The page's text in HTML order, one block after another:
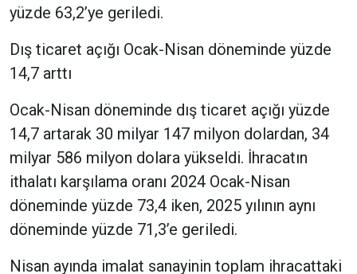
yüzde 63,2’ye geriledi.
Dış ticaret açığı Ocak-Nisan döneminde yüzde
14,7 arttı
Ocak-Nisan döneminde dış ticaret açığı yüzde
14,7 artarak 30 milyar 147 milyon dolardan, 34
milyar 586 milyon dolara yükseldi. İhracatın
ithalatı karşılama oranı 2024 Ocak-Nisan
döneminde yüzde 73,4 iken, 2025 yılının aynı
döneminde yüzde 71,3’e geriledi.
Nisan ayında imalat sanayinin toplam ihracattaki